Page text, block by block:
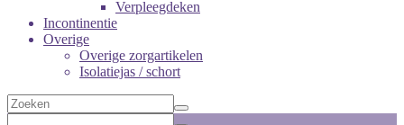
Verpleegdeken
Incontinentie
Overige
Overige zorgartikelen
Isolatiejas / schort